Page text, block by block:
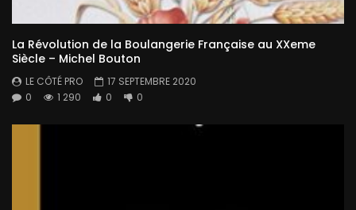
La Révolution de la Boulangerie Française au XXeme
Siècle – Michel Bouton
LE CÔTÉ PRO
17 SEPTEMBRE 2020
0
1 290 0 0